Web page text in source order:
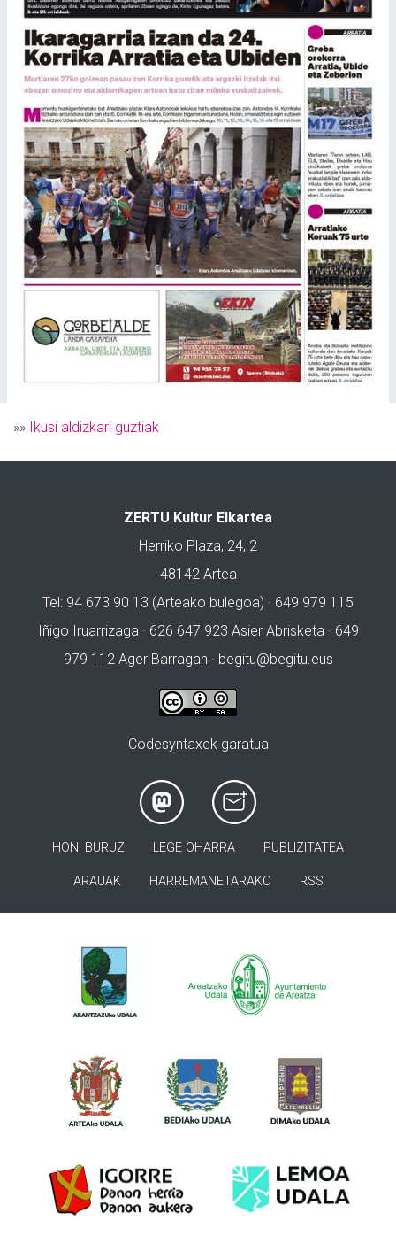
»» Ikusi aldizkari guztiak
ZERTU Kultur Elkartea
Herriko Plaza, 24, 2
48142 Artea
Tel: 94 673 90 13 (Arteako bulegoa) · 649 979 115
Iñigo Iruarrizaga · 626 647 923 Asier Abrisketa · 649
979 112 Ager Barragan · begitu@begitu.eus
Codesyntaxek garatua
HONI BURUZ LEGE OHARRA PUBLIZITATEA
ARAUAK HARREMANETARAKO RSS